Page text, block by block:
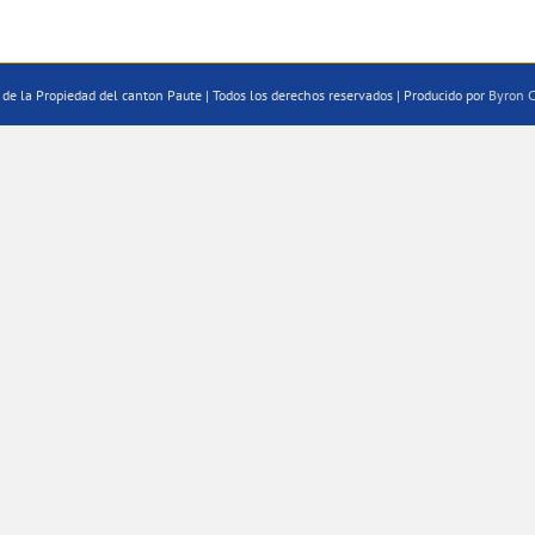
la Propiedad del canton Paute | Todos los derechos reservados | Producido por Byron